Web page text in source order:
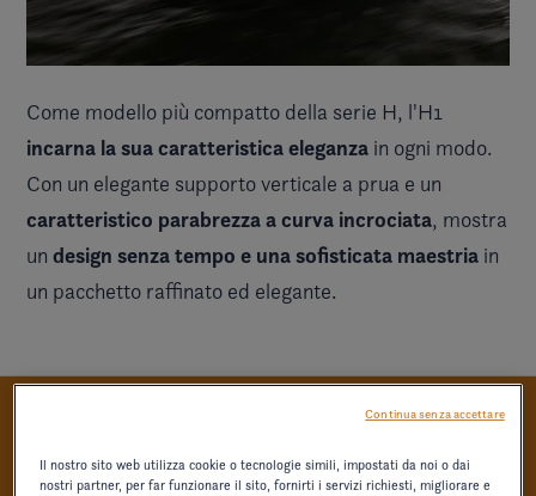
Come modello più compatto della serie H, l'H1
incarna la sua caratteristica eleganza in ogni modo.
Con un elegante supporto verticale a prua e un
caratteristico parabrezza a curva incrociata, mostra
un design senza tempo e una sofisticata maestria in
un pacchetto raffinato ed elegante.
RAFFINATEZZA ELEVATA
Il nostro sito web utilizza cookie o tecnologie simili, impostati da noi o dai
nostri partner, per far funzionare il sito, fornirti i servizi richiesti, migliorare e
Continua senza accettare